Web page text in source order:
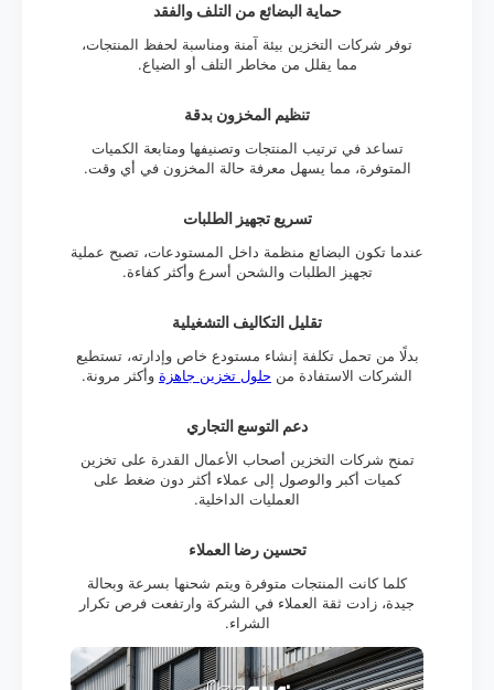
حماية البضائع من التلف والفقد
توفر شركات التخزين بيئة آمنة ومناسبة لحفظ المنتجات،
مما يقلل من مخاطر التلف أو الضياع.
تنظيم المخزون بدقة
تساعد في ترتيب المنتجات وتصنيفها ومتابعة الكميات
المتوفرة، مما يسهل معرفة حالة المخزون في أي وقت.
تسريع تجهيز الطلبات
عندما تكون البضائع منظمة داخل المستودعات، تصبح عملية
تجهيز الطلبات والشحن أسرع وأكثر كفاءة.
تقليل التكاليف التشغيلية
بدلًا من تحمل تكلفة إنشاء مستودع خاص وإدارته، تستطيع
الشركات الاستفادة من حلول تخزين جاهزة وأكثر مرونة.
دعم التوسع التجاري
تمنح شركات التخزين أصحاب الأعمال القدرة على تخزين
كميات أكبر والوصول إلى عملاء أكثر دون ضغط على
العمليات الداخلية.
تحسين رضا العملاء
كلما كانت المنتجات متوفرة ويتم شحنها بسرعة وبحالة
جيدة، زادت ثقة العملاء في الشركة وارتفعت فرص تكرار
الشراء.